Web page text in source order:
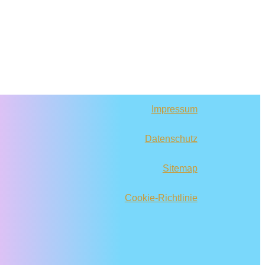
Impressum
Datenschutz
Sitemap
Cookie-Richtlinie